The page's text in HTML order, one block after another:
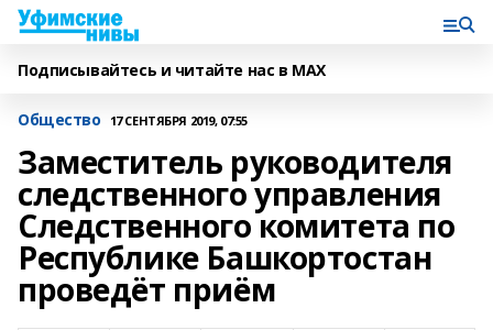
Подписывайтесь и читайте нас в MAX
Общество 17 СЕНТЯБРЯ 2019, 07:55
Заместитель руководителя
следственного управления
Следственного комитета по
Республике Башкортостан
проведёт приём